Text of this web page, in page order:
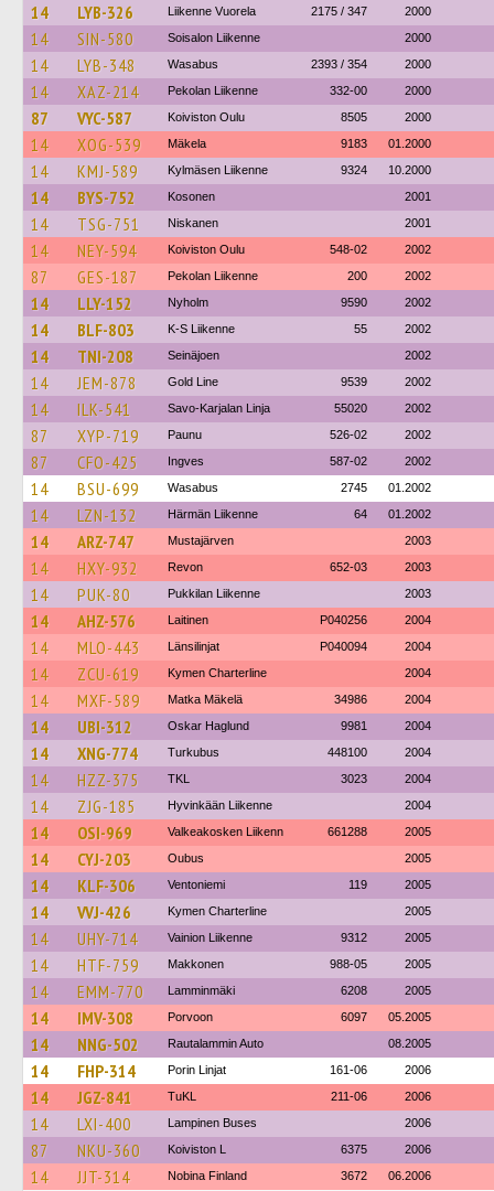
14 LYB-326 Liikenne Vuorela 2175 / 347 2000
14 SIN-580 Soisalon Liikenne 2000
14 LYB-348 Wasabus 2393 / 354 2000
14 XAZ-214 Pekolan Liikenne 332-00 2000
87 VYC-587 Koiviston Oulu 8505 2000
14 XOG-539 Mäkela 9183 01.2000
14 KMJ-589 Kylmäsen Liikenne 9324 10.2000
14 BYS-752 Kosonen 2001
14 TSG-751 Niskanen 2001
14 NEY-594 Koiviston Oulu 548-02 2002
87 GES-187 Pekolan Liikenne 200 2002
14 LLY-152 Nyholm 9590 2002
14 BLF-803 K-S Liikenne 55 2002
14 TNI-208 Seinäjoen 2002
14 JEM-878 Gold Line 9539 2002
14 ILK-541 Savo-Karjalan Linja 55020 2002
87 XYP-719 Paunu 526-02 2002
87 CFO-425 Ingves 587-02 2002
14 BSU-699 Wasabus 2745 01.2002
14 LZN-132 Härmän Liikenne 64 01.2002
14 ARZ-747 Mustajärven 2003
14 HXY-932 Revon 652-03 2003
14 PUK-80 Pukkilan Liikenne 2003
14 AHZ-576 Laitinen P040256 2004
14 MLO-443 Länsilinjat P040094 2004
14 ZCU-619 Kymen Charterline 2004
14 MXF-589 Matka Mäkelä 34986 2004
14 UBI-312 Oskar Haglund 9981 2004
14 XNG-774 Turkubus 448100 2004
14 HZZ-375 TKL 3023 2004
14 ZJG-185 Hyvinkään Liikenne 2004
14 OSI-969 Valkeakosken Liikenn 661288 2005
14 CYJ-203 Oubus 2005
14 KLF-306 Ventoniemi 119 2005
14 VVJ-426 Kymen Charterline 2005
14 UHY-714 Vainion Liikenne 9312 2005
14 HTF-759 Makkonen 988-05 2005
14 EMM-770 Lamminmäki 6208 2005
14 IMV-308 Porvoon 6097 05.2005
14 NNG-502 Rautalammin Auto 08.2005
14 FHP-314 Porin Linjat 161-06 2006
14 JGZ-841 TuKL 211-06 2006
14 LXI-400 Lampinen Buses 2006
87 NKU-360 Koiviston L 6375 2006
14 JJT-314 Nobina Finland 3672 06.2006